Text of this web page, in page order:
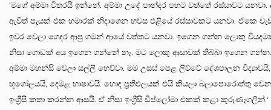
‘මගේ අම්මා විතරයි ඉන්නේ. අම්මා උදේ පාන්දර පහට වත්තේ රස්සාවට යනවා.
ඇවිත් පැයක් එක හමාරක් නිදාගෙන හවස එළියේ රස්සාවකට යනවා. ඒකෙ
ඉවර වෙලා ගෙදර ආපු ගමන් ආයේ වත්තට යනවා. ඉගෙන ගන්න ලොකු
නිසා ගොඩක් අය ඉගෙන ගන්නේ නෑ. මට ලොකු ආසාවක් තිබ්බා ඉගෙන
අම්මා මහන්සි වෙලා සල්ලි හෙව්වා. මම උසස් පෙළ ලිව්වේ දේශපාලන විද්‍යාවයි,
භූගෝලයයි, දෙමළ භාෂාවයි. හොඳ ප්‍රතිඵලයක් එයි කියලා බලාපොරොත්තු
ඉංග්‍රීසි කතා කරන්න ආසයි. ඒ නිසා ඉංග්‍රීසි ඩිප්ලෝමා එකක් කළා කුරුණෑගලින්.‘